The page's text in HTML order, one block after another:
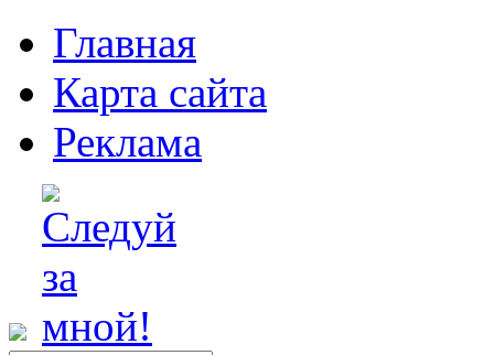
Главная
Карта сайта
Реклама